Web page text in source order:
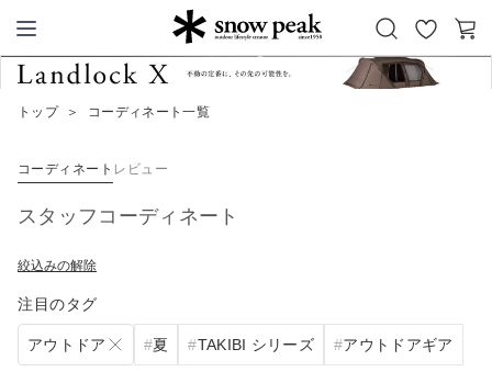
Snow Peak
お
気
カ
トップ ＞ コーディネート一覧
コーディネート レビュー
スタッフコーディネート
絞込みの解除
注目のタグ
アウトドア 夏 TAKIBI シリーズ アウトドアギア